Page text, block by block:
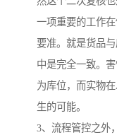
一项重要的工作
要准。就是货品
中是完全一致。
为库位，而实物
生的可能。
3、流程管控之外